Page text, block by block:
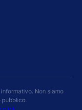
Non siamo
pubblico.